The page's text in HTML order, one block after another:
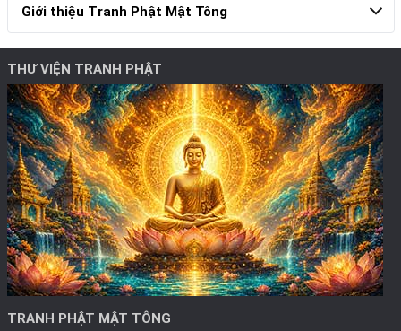
Giới thiệu Tranh Phật Mật Tông
THƯ VIỆN TRANH PHẬT
TRANH PHẬT MẬT TÔNG